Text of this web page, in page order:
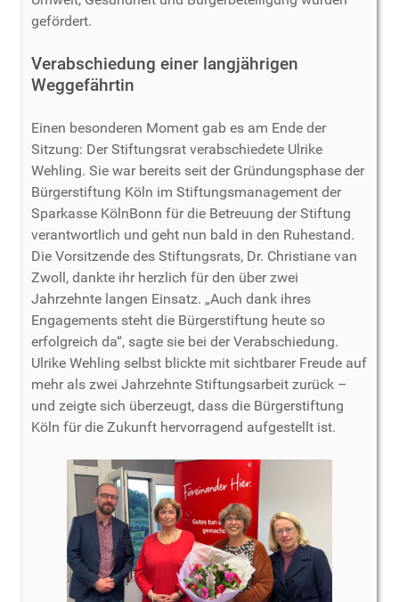
gefördert.
Verabschiedung einer langjährigen
Weggefährtin
Einen besonderen Moment gab es am Ende der
Sitzung: Der Stiftungsrat verabschiedete Ulrike
Wehling. Sie war bereits seit der Gründungsphase der
Bürgerstiftung Köln im Stiftungsmanagement der
Sparkasse KölnBonn für die Betreuung der Stiftung
verantwortlich und geht nun bald in den Ruhestand.
Die Vorsitzende des Stiftungsrats, Dr. Christiane van
Zwoll, dankte ihr herzlich für den über zwei
Jahrzehnte langen Einsatz. „Auch dank ihres
Engagements steht die Bürgerstiftung heute so
erfolgreich da“, sagte sie bei der Verabschiedung.
Ulrike Wehling selbst blickte mit sichtbarer Freude auf
mehr als zwei Jahrzehnte Stiftungsarbeit zurück –
und zeigte sich überzeugt, dass die Bürgerstiftung
Köln für die Zukunft hervorragend aufgestellt ist.